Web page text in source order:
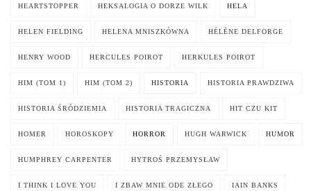
HEARTSTOPPER HEKSALOGIA O DORZE WILK HELA
HELEN FIELDING HELENA MNISZKÓWNA HÉLÈNE DELFORGE
HENRY WOOD HERCULES POIROT HERKULES POIROT
HIM (TOM 1) HIM (TOM 2) HISTORIA HISTORIA PRAWDZIWA
HISTORIA ŚRÓDZIEMIA HISTORIA TRAGICZNA HIT CZU KIT
HOMER HOROSKOPY HORROR HUGH WARWICK HUMOR
HUMPHREY CARPENTER HYTROŚ PRZEMYSŁAW
I THINK I LOVE YOU I ZBAW MNIE ODE ZŁEGO IAIN BANKS